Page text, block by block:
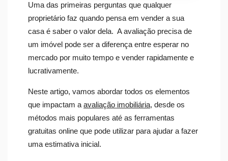
Uma das primeiras perguntas que qualquer
proprietário faz quando pensa em vender a sua
casa é saber o valor dela. A avaliação precisa de
um imóvel pode ser a diferença entre esperar no
mercado por muito tempo e vender rapidamente e
lucrativamente.
Neste artigo, vamos abordar todos os elementos
que impactam a avaliação imobiliária, desde os
métodos mais populares até as ferramentas
gratuitas online que pode utilizar para ajudar a fazer
uma estimativa inicial.